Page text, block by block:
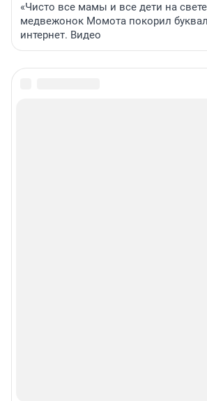
«Чисто все мамы и все дети на
медвежонок Момота покорил
интернет. Видео